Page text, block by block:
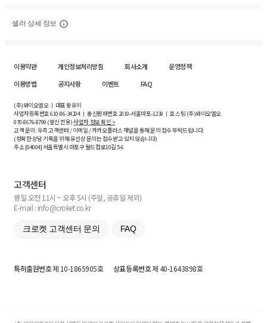
셀러 상세 정보
이용약관 개인정보처리방침 회사소개
운영정책
이용방법
공지사항 이벤트 FAQ
(주)와이오엘오 ㅣ 대표 황유미
사업자등록번호610-86-34204ㅣ 통신판매번호 2019-서울마포-1239 ㅣ 호스팅 (주)와이오엘오
070-8676-8799 (발신 전용)사업자 정보 확인 >
고객 문의: 우측 고객센터 / 이메일 / 카카오플러스 채널을 통해 문의 접수 부탁드립니다.
(정확한 상담 기록을 위해 유선상 문의는 접수받고 있지 않습니다)
주소 [04004] 서울특별시 마포구 월드컵로10길5-6
고객센터
평일 오전 11시 ~ 오후 5시 (주말, 공휴일 제외)
E-mail : info@croket.co.kr
크로켓 고객센터 문의 FAQ
특허출원번호제 10-1865905호 상표등록번호제 40-1643898호